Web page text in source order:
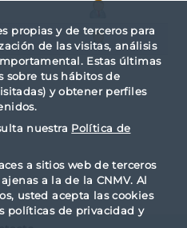
propias y de terceros para
de las visitas, análisis
Estas últimas
sobre tus hábitos de
y obtener perfiles
nuestra Política de
a sitios web de terceros
a la de la CNMV. Al
usted acepta las cookies
políticas de privacidad y